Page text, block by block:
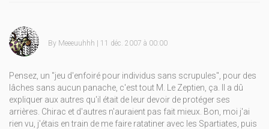
By Meeeuuhhh | 11 déc. 2007 à 00:00
Pensez, un "jeu d'enfoiré pour individus sans scrupules", pour des
lâches sans aucun panache, c'est tout M. Le Zeptien, ça. Il a dû
expliquer aux autres qu'il était de leur devoir de protéger ses
arrières. Chirac et d'autres n'auraient pas fait mieux. Bon, moi j'ai
rien vu, j'étais en train de me faire ratatiner avec les Spartiates, puis